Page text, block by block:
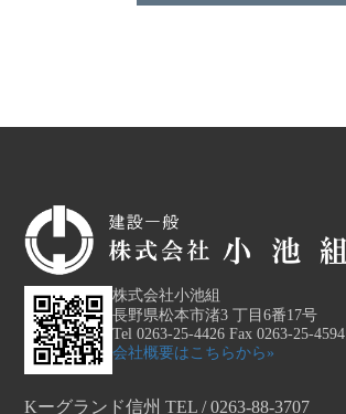
株式会社小池組
長野県松本市渚3 丁目6番17号
Tel 0263-25-4426 Fax 0263-25-4594
会社概要はこちらから»
Kーグランド信州 TEL / 0263-88-3707